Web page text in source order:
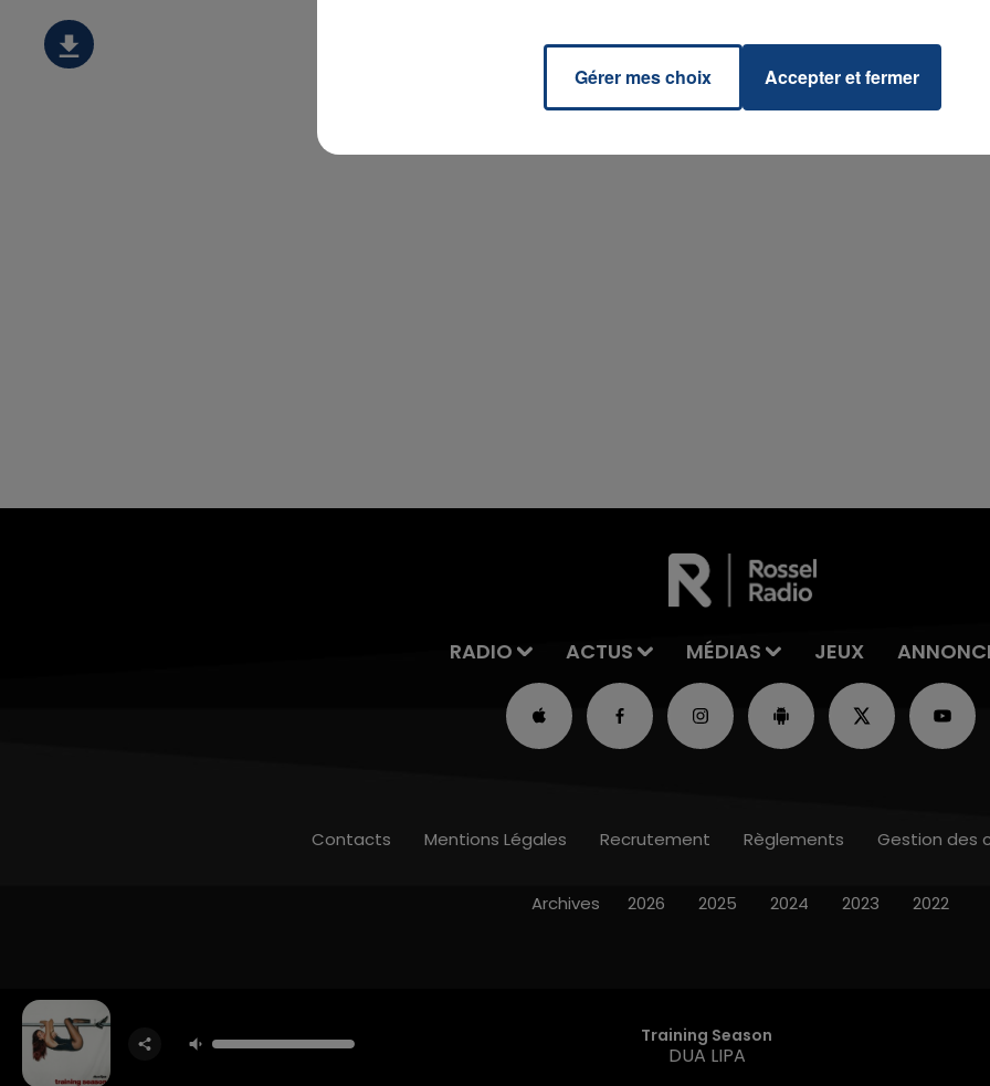
RADIO ACTUS MÉDIAS JEUX
Training Season
DUA LIPA
Contacts Mentions Légales Recrutement Règlements Gestion des
Archives 2026 2025 2024 2023 2022
Gérer mes choix Accepter et fermer